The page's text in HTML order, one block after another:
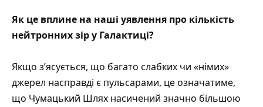
Як це вплине на наші уявлення про кількість
нейтронних зір у Галактиці?
Якщо зʼясується, що багато слабких чи «німих»
джерел насправді є пульсарами, це означатиме,
що Чумацький Шлях насичений значно більшою